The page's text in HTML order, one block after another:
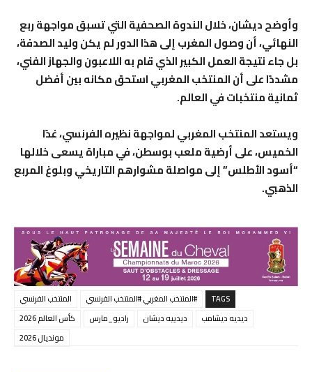
وأوضح ديشان، خلال الندوة الصحفية التي تسبق مواجهة ربع
النهائي، أن وصول المغرب إلى هذا الدور لم يكن وليد الصدفة،
بل جاء نتيجة العمل الكبير الذي قام به اللاعبون والجهاز الفني،
مشددًا على أن المنتخب المغربي استحق مكانه بين أفضل
ثمانية منتخبات في العالم.
ويستعد المنتخب المغربي لمواجهة نظيره الفرنسي، غدًا
الخميس، على أرضية ملعب بوسطن، في مباراة يسعى خلالها
“أسود الأطلس” إلى مواصلة مشوارهم التاريخي وبلوغ المربع
الذهبي.
TAGS #المنتخب المغربي #المنتخب الفرنسي
المنتخب الفرنسي
ديديه ديشامب
ديدييه ديشان راديو_مارس
كأس العالم 2026
مونديال 2026